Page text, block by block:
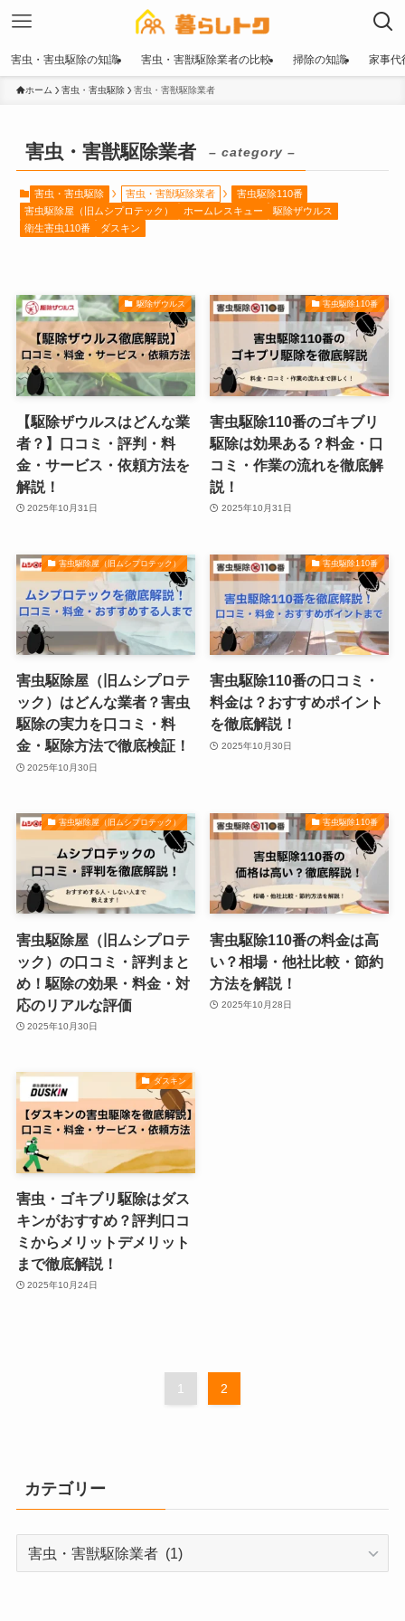
害虫・害虫駆除の知識 害虫・害獣駆除業者の比較 掃除の知識 家事代
ホーム 害虫・害虫駆除 害虫・害獣駆除業者
害虫・害獣駆除業者 – category –
害虫・害虫駆除 害虫・害獣駆除業者
害虫駆除110番
害虫駆除屋（旧ムシプロテック）
ホームレスキュー
駆除ザウルス
衛生害虫110番
ダスキン
駆除ザウルス
【駆除ザウルスはどんな業
者？】口コミ・評判・料
金・サービス・依頼方法を
解説！
2025年10月31日
害虫駆除110番
害虫駆除110番のゴキブリ
駆除は効果ある？料金・口
コミ・作業の流れを徹底解
説！
2025年10月31日
害虫駆除屋（旧ムシプロテック）
害虫駆除屋（旧ムシプロテ
ック）はどんな業者？害虫
駆除の実力を口コミ・料
金・駆除方法で徹底検証！
2025年10月30日
害虫駆除110番
害虫駆除110番の口コミ・
料金は？おすすめポイント
を徹底解説！
2025年10月30日
害虫駆除屋（旧ムシプロテック）
害虫駆除屋（旧ムシプロテ
ック）の口コミ・評判まと
め！駆除の効果・料金・対
応のリアルな評価
2025年10月30日
害虫駆除110番
害虫駆除110番の料金は高
い？相場・他社比較・節約
方法を解説！
2025年10月28日
ダスキン
害虫・ゴキブリ駆除はダス
キンがおすすめ？評判口コ
ミからメリットデメリット
まで徹底解説！
2025年10月24日
1 2
カテゴリー
カ